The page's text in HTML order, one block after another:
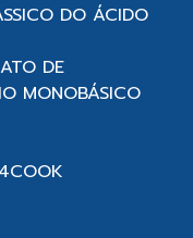
DO ÁCIDO
DE
MONOBÁSICO